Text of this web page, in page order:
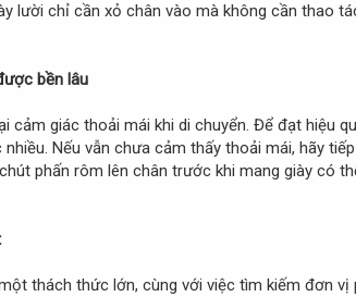
lười chỉ cần xỏ chân vào mà không cần thao
bền lâu
cảm giác thoải mái khi di chuyển. Để đạt hiệu
Nếu vẫn chưa cảm thấy thoải mái, hãy
phấn rôm lên chân trước khi mang giày có
thách thức lớn, cùng với việc tìm kiếm đơn vị